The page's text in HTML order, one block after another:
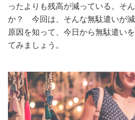
美容/健康
ワークスタイル
妊娠/出産/家族
ココロ/カラダ
ったよりも残高が減っている。そ
か？ 今回は、そんな無駄遣いが減
原因を知って、今日から無駄遣い
てみましょう。